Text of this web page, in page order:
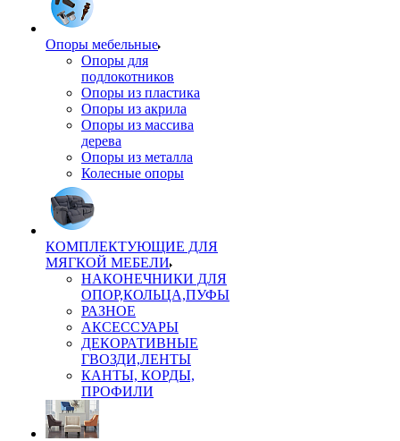
Опоры мебельные
Опоры для
подлокотников
Опоры из пластика
Опоры из акрила
Опоры из массива
дерева
Опоры из металла
Колесные опоры
КОМПЛЕКТУЮЩИЕ ДЛЯ
МЯГКОЙ МЕБЕЛИ
НАКОНЕЧНИКИ ДЛЯ
ОПОР,КОЛЬЦА,ПУФЫ
РАЗНОЕ
АКСЕССУАРЫ
ДЕКОРАТИВНЫЕ
ГВОЗДИ,ЛЕНТЫ
КАНТЫ, КОРДЫ,
ПРОФИЛИ